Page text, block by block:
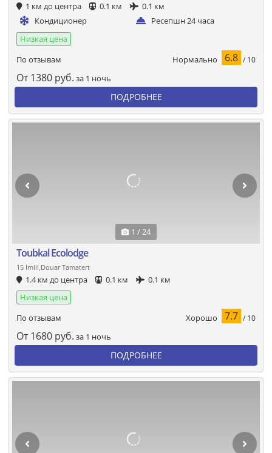
1 км до центра 0.1 км
0.1 км
Кондиционер
Ресепшн 24 часа
Низкая цена
По отзывам
Нормально 6.8 / 10
От 1380 руб. за 1 ночь
ПОДРОБНЕЕ
1 / 24
Toubkal Ecolodge
15 Imlil,Douar Tamatert
1.4 км до центра 0.1 км
0.1 км
Низкая цена
По отзывам
Хорошо 7.7 / 10
От 1680 руб. за 1 ночь
ПОДРОБНЕЕ